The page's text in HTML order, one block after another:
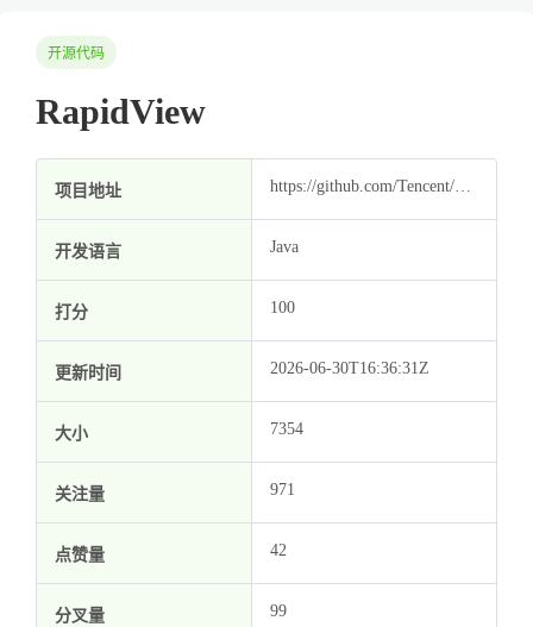
开源代码
RapidView
项目地址 https://github.com/Tencent/RapidView
开发语言 Java
打分 100
更新时间 2026-06-30T16:36:31Z
大小 7354
关注量 971
点赞量 42
分叉量 99